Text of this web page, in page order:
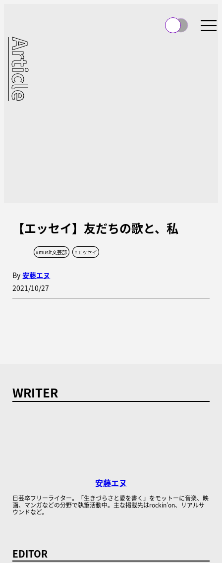
Article
【エッセイ】友だちの歌と、私
#musit文芸部 #エッセイ
By 安藤エヌ
2021/10/27
WRITER
安藤エヌ
日芸卒フリーライター。「生きづらさと愛を書く」をモットーに音楽、映
画、マンガなどの分野で執筆活動中。主な掲載先はrockin’on、リアルサ
ウンドなど。
EDITOR